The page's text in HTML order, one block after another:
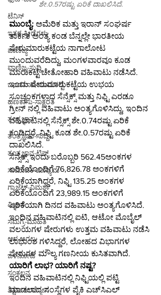
ಟೆನಿಸ್
ಇತರ-ಕ್ರೀಡೆಗಳು
ವಾಣಿಜ್ಯ
ವಾಣಿಜ್ಯ-ಸುದ್ದಿ
ಬಂಡವಾಳ-ಮಾರುಕಟ್ಟೆ
ಹಣಕಾಸು-ಸಾಕ್ಷರತೆ
ತಂತ್ರಜ್ಞಾನ
ತಂತ್ರಜ್ಞಾನ-ಸುದ್ದಿ
ತಂತ್ರಜ್ಞಾನ-ಟಿಪ್ಸ್
ಸಾಮಾಜಿಕ ಮಾಧ್ಯಮ
ಗ್ಯಾಜೆಟ್-ವಿಮರ್ಶೆ
ವಿಜ್ಞಾನ
ಸಮಗ್ರ-ಮಾಹಿತಿ
ಆಳ-ಅಗಲ
ಒಳನೋಟ
ಸಂಕಲನ
ಶಿಕ್ಷಣ-ಉದ್ಯೋಗ
ಶೇ.0.57ರಷ್ಟು ಏರಿಕೆ ದಾಖಲಿಸಿದೆ.
ಮುಂಬೈ: ಅಮೆರಿಕ ಮತ್ತು ಇರಾನ್ ಸಂಘರ್ಷ
ತಾರ್ಕಿಕ ಅಂತ್ಯ ಕಂಡ ಬೆನ್ನಲ್ಲೇ ಭಾರತೀಯ
ಷೇರುಮಾರುಕಟ್ಟೆಯ ನಾಗಾಲೋಟ
ಮುಂದುವರೆದಿದ್ದು, ಮಂಗಳವಾರವೂ ಕೂಡ
ಮಾರುಕಟ್ಟೆ ಚೇತೋಹಾರಿ ವಹಿವಾಟು ನಡೆಸಿದೆ.
ಇಂದು ಷೇರುಮಾರುಕಟ್ಟೆಯ ಉಭಯ
ಸೂಚ್ಯಂಕಗಳಾದ ಸೆನ್ಸೆಕ್ಸ್ ಮತ್ತು ನಿಫ್ಟಿ ಎರಡೂ
ಗ್ರೀನ್ ನಲ್ಲಿ ವಹಿವಾಟು ಅಂತ್ಯಗೊಳಿಸಿದ್ದು, ಇಂದಿನ
ವಹಿವಾಟಿನಲ್ಲಿ ಸೆನ್ಸೆಕ್ಸ್ ಶೇ.0.74ರಷ್ಟು ಏರಿಕೆ
ಕಂಡಿದ್ದರೆ, ನಿಫ್ಟಿ ಕೂಡ ಶೇ.0.57ರಷ್ಟು ಏರಿಕೆ
ದಾಖಲಿಸಿದೆ.
ಸೆನ್ಸೆಕ್ಸ್ ಇಂದು ಬರೊಬ್ಬರಿ 562.45ಅಂಕಗಳ
ಏರಿಕೆಯೊಂದಿಗೆ 76,826.78 ಅಂಕಗಳಿಗೆ
ಏರಿಕೆಯಾಗಿದ್ದರೆ, ನಿಫ್ಟಿ 135.25 ಅಂಕಗಳ
ಏರಿಕೆಯೊಂದಿಗೆ 23,989.15 ಅಂಕಗಳಿಗೆ
ಏರಿಕೆಯಾಗಿ ದಿನದ ವಹಿವಾಟು ಅಂತ್ಯಗೊಳಿಸಿದೆ.
ಇಂದಿನ ವಹಿವಾಟಿನಲ್ಲಿ ಐಟಿ, ಆಟೋ ಮೊಬೈಲ್
ವಲಯಗಳ ಷೇರುಗಳು ಉತ್ತಮ ವಹಿವಾಟು ನಡೆಸಿ
ಲಾಭಾಂಶ ಗಳಿಸಿದ್ದರೆ, ಲೋಹದ ವಿಭಾಗಗಳ
ಷೇರುಗಳ ಮೌಲ್ಯ ಗಣನೀಯ ಕುಸಿತವಾಗಿದೆ.
ಯಾರಿಗೆ ಲಾಭ? ಯಾರಿಗೆ ನಷ್ಟ?
ಇಂದಿನ ವಹಿವಾಟಿನಲ್ಲಿ ನಿಫ್ಟಿಯಲ್ಲಿ ಪಟ್ಟಿ
ಮಾಡಲಾದ ಸಂಸ್ಥೆಗಳ ಪೈಕಿ ಎಚ್‌ಸಿಎಲ್